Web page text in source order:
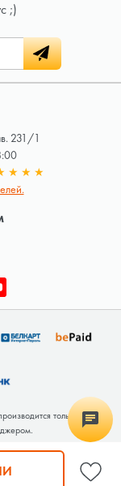
;)
231/1
★ ★ ★
только после
Юридический адрес:
367/2 Почтовый адрес:
367/2 УНП 691764371